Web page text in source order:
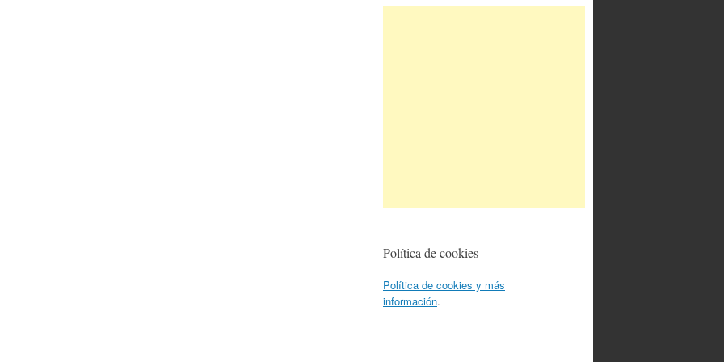
Política de cookies
Política de cookies y más
información.